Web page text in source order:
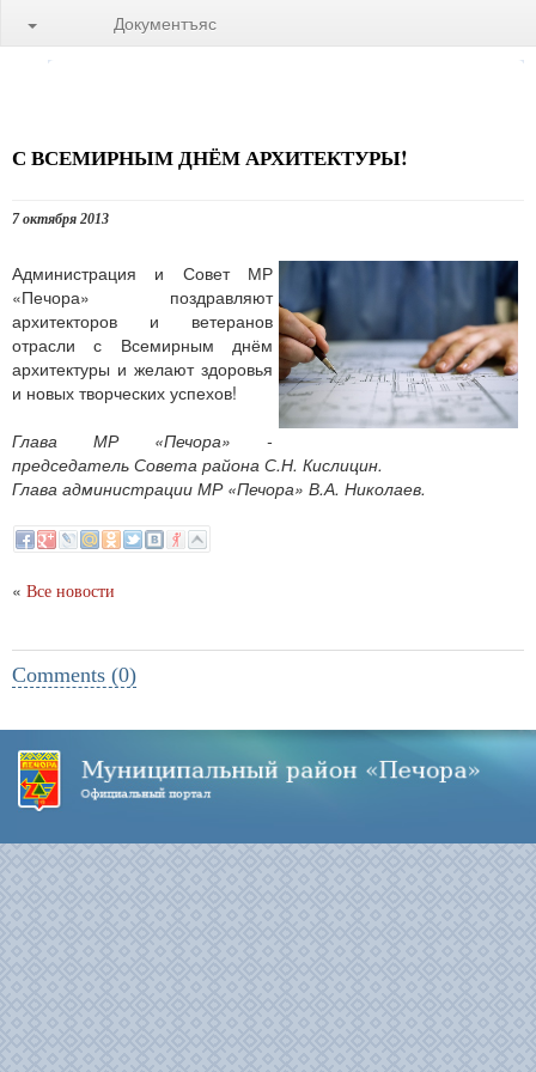
Документъяс
С ВСЕМИРНЫМ ДНЁМ АРХИТЕКТУРЫ!
7 октября 2013
Администрация и Совет МР
«Печора» поздравляют
архитекторов и ветеранов
отрасли с Всемирным днём
архитектуры и желают здоровья
и новых творческих успехов!
Глава МР «Печора» -
председатель Совета района С.Н. Кислицин.
Глава администрации МР «Печора» В.А. Николаев.
« Все новости
Comments (0)